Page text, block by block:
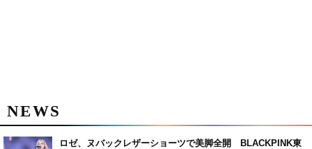
NEWS
ロゼ、ヌバックレザーショーツで美脚全開 BLACKPINK東